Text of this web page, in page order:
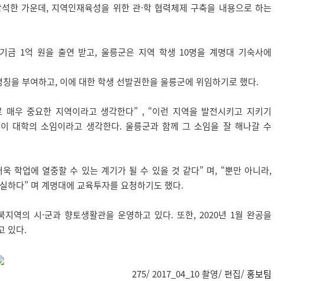
가운데, 지역인재육성을 위한 관·학 협력체제 구축을 내용으로 하는
금 1억 원을 출연 받고, 울릉군은 지역 학생 10명을 계명대 기숙사에
을 부여하고, 이에 대한 학생 선발권한을 울릉군에 위임하기로 했다.
우 중요한 지역이라고 생각한다” , “이런 지역을 발전시키고 지키기
대학의 소임이라고 생각한다. 울릉군과 함께 그 소임을 잘 해나갈 수
학업에 열중할 수 있는 계기가 될 수 있을 것 같다” 며, “뿐만 아니라,
하다” 며 계명대에 교육투자를 요청하기도 했다.
역의 시·군과 향토생활관을 운영하고 있다. 또한, 2020년 1월 완공을
있다.
275/ 2017_04_10 촬영/ 편집/홍보팀